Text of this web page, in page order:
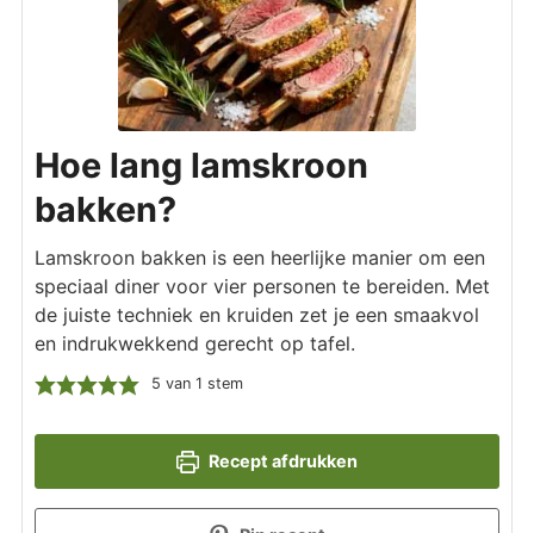
Hoe lang lamskroon
bakken?
Lamskroon bakken is een heerlijke manier om een
speciaal diner voor vier personen te bereiden. Met
de juiste techniek en kruiden zet je een smaakvol
en indrukwekkend gerecht op tafel.
5 van 1 stem
Recept afdrukken